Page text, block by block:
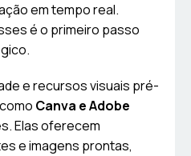
em tempo real.
é o primeiro passo
e recursos visuais pré-
Canva e Adobe
Elas oferecem
e imagens prontas,